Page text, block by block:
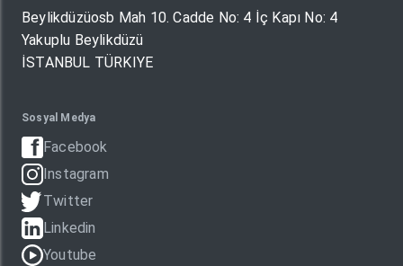
Beylikdüzüosb Mah 10. Cadde No: 4 İç Kapı No: 4
Yakuplu Beylikdüzü
İSTANBUL TÜRKIYE
Sosyal Medya
Facebook
Instagram
Twitter
Linkedin
Youtube